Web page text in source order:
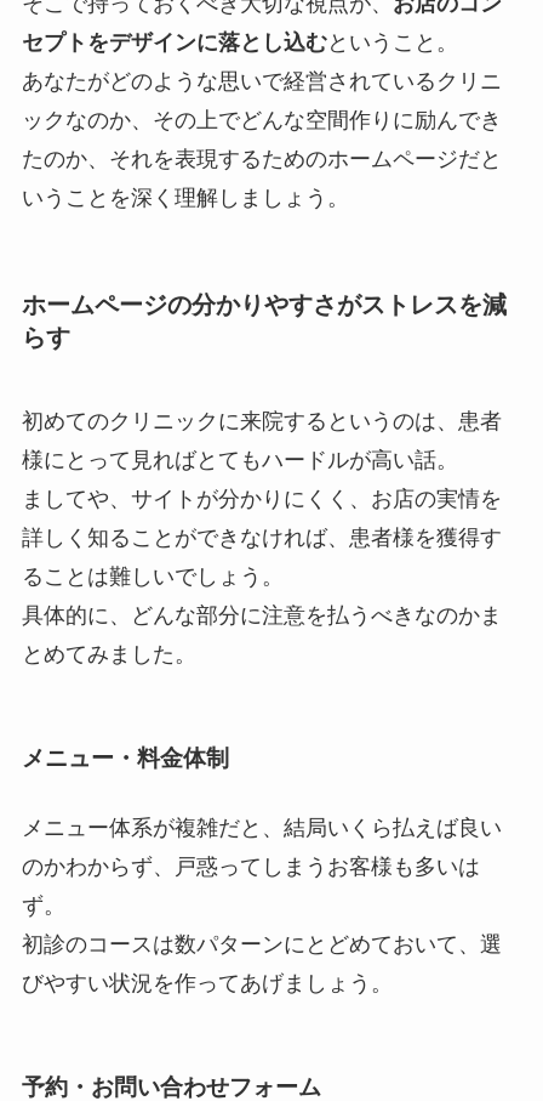
セプトをデザインに落とし込むということ。
あなたがどのような思いで経営されているクリニ
ックなのか、その上でどんな空間作りに励んでき
たのか、それを表現するためのホームページだと
いうことを深く理解しましょう。
ホームページの分かりやすさがストレスを減
らす
初めてのクリニックに来院するというのは、患者
様にとって見ればとてもハードルが高い話。
ましてや、サイトが分かりにくく、お店の実情を
詳しく知ることができなければ、患者様を獲得す
ることは難しいでしょう。
具体的に、どんな部分に注意を払うべきなのかま
とめてみました。
メニュー・料金体制
メニュー体系が複雑だと、結局いくら払えば良い
のかわからず、戸惑ってしまうお客様も多いは
ず。
初診のコースは数パターンにとどめておいて、選
びやすい状況を作ってあげましょう。
予約・お問い合わせフォーム